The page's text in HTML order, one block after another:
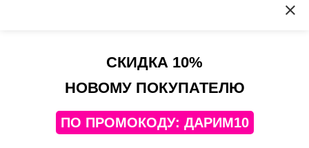
Telegram
СКИДКА 10%
НОВОМУ ПОКУПАТЕЛЮ
ПО ПРОМОКОДУ: ДАРИМ10